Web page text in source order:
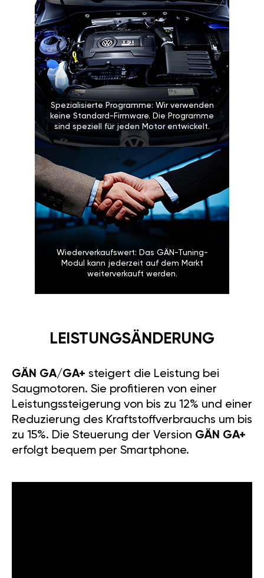
Spezialisierte Programme: Wir verwenden
keine Standard-Firmware. Die Programme
sind speziell für jeden Motor entwickelt.
Wiederverkaufswert: Das GÄN-Tuning-
Modul kann jederzeit auf dem Markt
weiterverkauft werden.
LEISTUNGSÄNDERUNG
GÄN GA/GA+ steigert die Leistung bei
Saugmotoren. Sie profitieren von einer
Leistungssteigerung von bis zu 12% und einer
Reduzierung des Kraftstoffverbrauchs um bis
zu 15%. Die Steuerung der Version GÄN GA+
erfolgt bequem per Smartphone.